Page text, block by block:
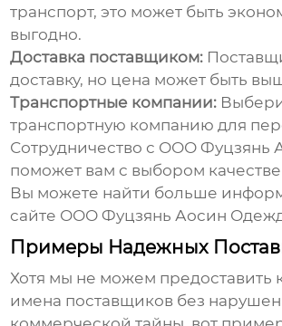
транспорт, это может быть
выгодно.
Доставка поставщиком:
доставку, но цена может быть
Транспортные компании:
транспортную компанию для
Сотрудничество с ООО Фуцзянь
поможет вам с выбором
Вы можете найти больше
сайте ООО Фуцзянь Аосин
Примеры Надежных
Хотя мы не можем предоставить
имена поставщиков без